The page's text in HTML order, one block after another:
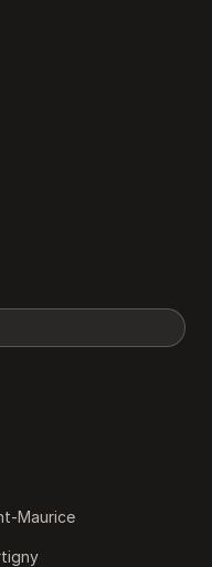
Maurice